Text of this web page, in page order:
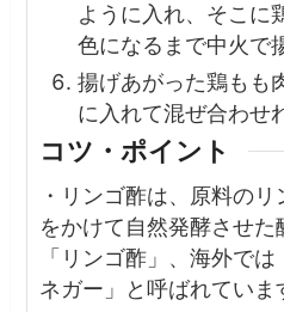
ように入れ、そこに
色になるまで中火で
揚げあがった鶏も
に入れて混ぜ合わせ
コツ・ポイント
・リンゴ酢は、原料の
をかけて自然発酵させ
「リンゴ酢」、海外で
ネガー」と呼ばれていま